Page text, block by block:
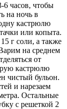
6 часов, чтобы
на ночь в
кастрюлю
или копыта.
г соли, а также
на среднем
от
кастрюлю
чистый бульон.
и нарезаем
Остальные
с решеткой 2